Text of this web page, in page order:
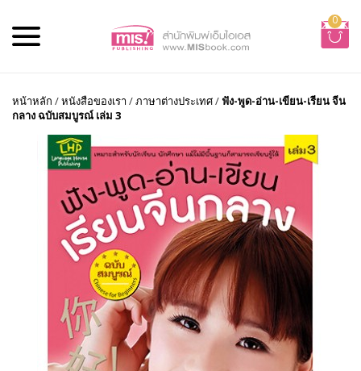
0
หน้าหลัก /หนังสือของเรา /ภาษาต่างประเทศ/ ฟัง-พูด-อ่าน-เขียน-เรียน จีน
กลาง ฉบับสมบูรณ์ เล่ม 3